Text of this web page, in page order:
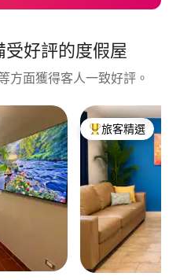
受好評的度假屋
方面獲得客人一致好評。
旅客精選榜首
旅客精選